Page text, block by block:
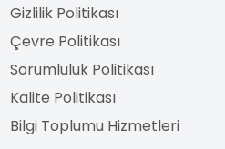
Gizlilik Politikası
Çevre Politikası
Sorumluluk Politikası
Kalite Politikası
Bilgi Toplumu Hizmetleri